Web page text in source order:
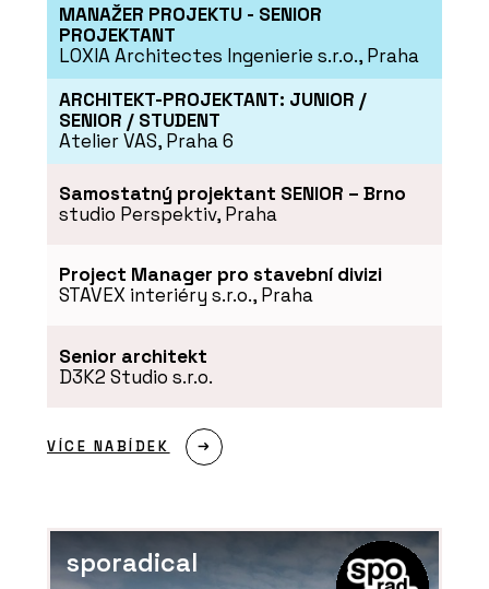
MANAŽER PROJEKTU - SENIOR
PROJEKTANT
LOXIA Architectes Ingenierie s.r.o., Praha
ARCHITEKT-PROJEKTANT: JUNIOR /
SENIOR / STUDENT
Atelier VAS, Praha 6
Samostatný projektant SENIOR – Brno
studio Perspektiv, Praha
Project Manager pro stavební divizi
STAVEX interiéry s.r.o., Praha
Senior architekt
D3K2 Studio s.r.o.
VÍCE NABÍDEK
sporadical